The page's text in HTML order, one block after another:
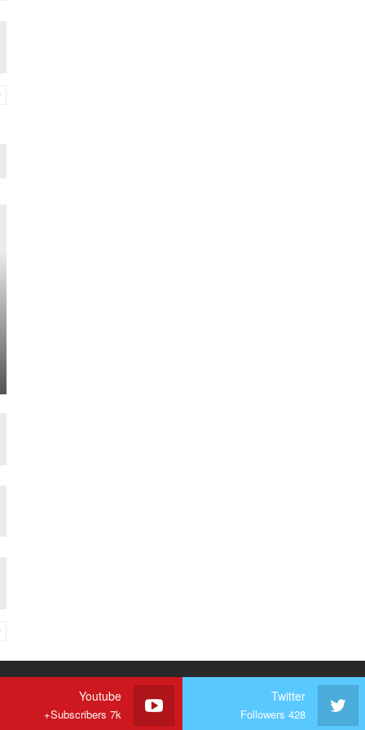
Twitter
Followers 428
Youtube
Subscribers 7k+